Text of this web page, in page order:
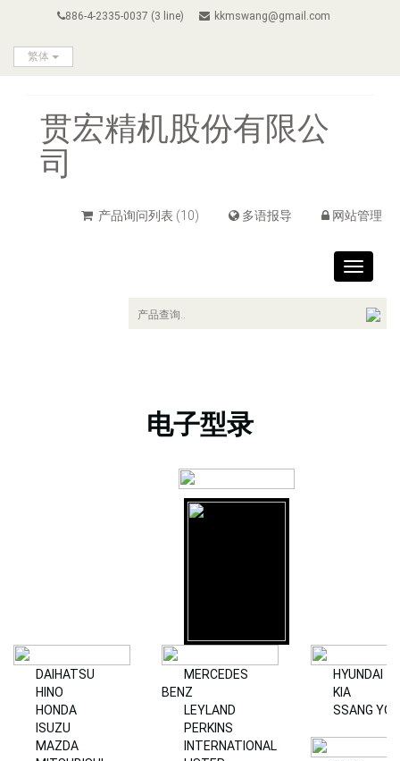
886-4-2335-0037 (3 line) kkmswang@gmail.com
繁体
贯宏精机股份有限公
司
产品询问列表 (10) 多语报导 网站管理
Toggle
电子型录
DAIHATSU
HINO
HONDA
ISUZU
MAZDA
MERCEDES
BENZ
LEYLAND
PERKINS
INTERNATIONAL
HYUNDAI
KIA
SSANG